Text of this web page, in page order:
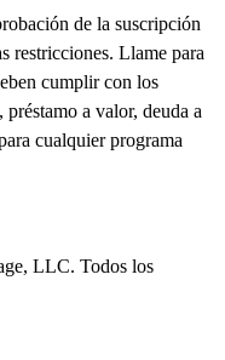
de la suscripción
restricciones. Llame para
cumplir con los
a valor, deuda a
cualquier programa
LLC. Todos los